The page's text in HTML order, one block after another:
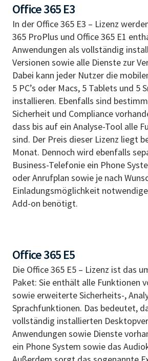
Office 365 E3
In der Office 365 E3 – Lizenz
365 ProPlus und Office 365 E1
Anwendungen als vollständig
Versionen sowie alle Dienste zur
Dabei kann jeder Nutzer die
5 PC’s oder Macs, 5 Tablets und 5
installieren. Ebenfalls sind
Sicherheit und Compliance
dass bis auf ein Analyse-Tool alle
sind. Der Preis dieser Lizenz liegt
Monat. Dennoch wird ebenfalls
Business-Telefonie ein Phone
oder Anrufplan sowie je nach
Einladungsmöglichkeit
Add-on benötigt.
Office 365 E5
Die Office 365 E5 – Lizenz ist das
Paket: Sie enthält alle Funktionen
sowie erweiterte Sicherheits-,
Sprachfunktionen. Das bedeutet,
vollständig installierten
Anwendungen sowie Dienste
ein Phone System sowie das